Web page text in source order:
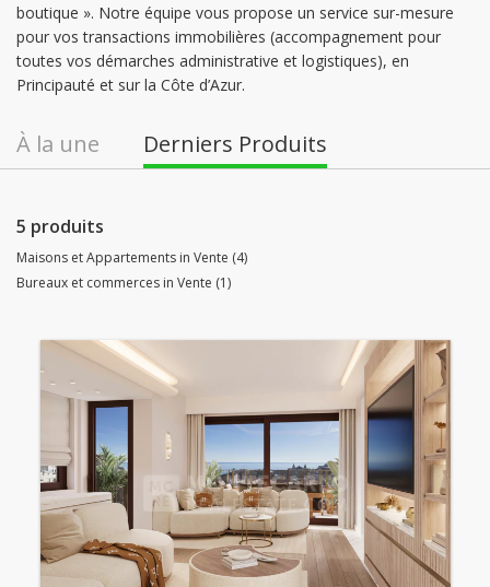
samedi: Fermé
dimanche: Fermé
boutique ». Notre équipe vous propose un service sur-mesure
pour vos transactions immobilières (accompagnement pour
toutes vos démarches administrative et logistiques), en
Principauté et sur la Côte d’Azur.
À la une Derniers Produits
5 produits
Maisons et Appartements in Vente (4)
Bureaux et commerces in Vente (1)